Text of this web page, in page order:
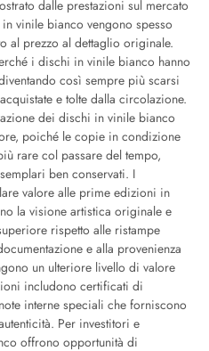
dalle prestazioni sul mercato
vinile bianco vengono spesso
al prezzo al dettaglio originale.
i dischi in vinile bianco hanno
così sempre più scarsi
e tolte dalla circolazione.
dei dischi in vinile bianco
poiché le copie in condizione
rare col passare del tempo,
ben conservati. I
valore alle prime edizioni in
la visione artistica originale e
rispetto alle ristampe
e alla provenienza
un ulteriore livello di valore
includono certificati di
interne speciali che forniscono
Per investitori e
offrono opportunità di